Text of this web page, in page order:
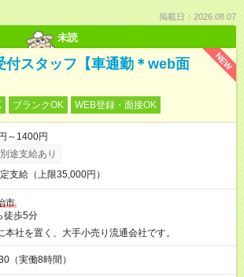
掲載日：2026.08.07
未読
NEW
付スタッフ【車通勤＊web面
ブランクOK WEB登録・面接OK
～1400円
途支給あり
支給（上限35,000円）
市
徒歩5分
本社を置く、大手小売り流通会社です。
（実働8時間）